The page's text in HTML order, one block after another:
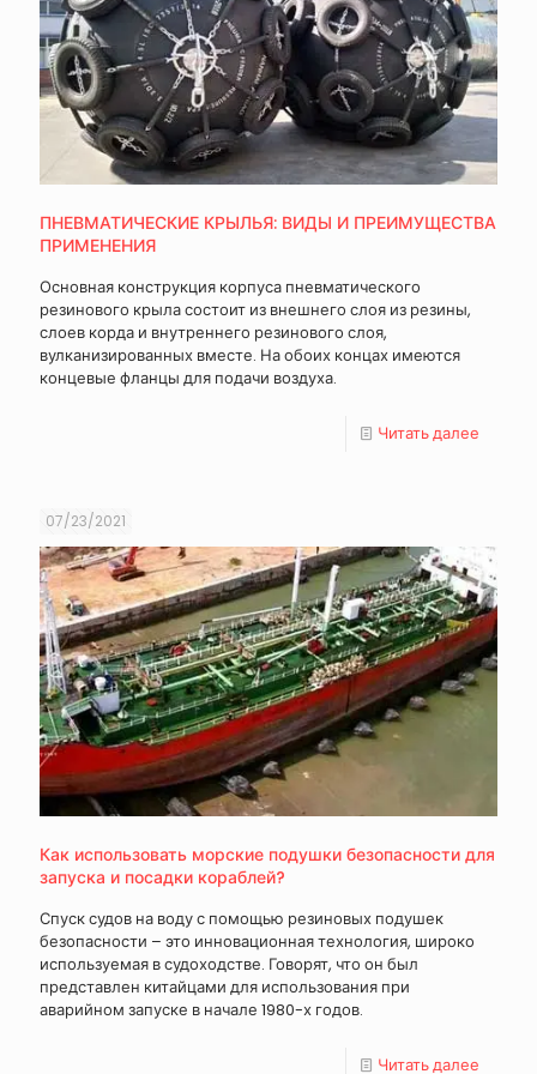
ПНЕВМАТИЧЕСКИЕ КРЫЛЬЯ: ВИДЫ И ПРЕИМУЩЕСТВА
ПРИМЕНЕНИЯ
Основная конструкция корпуса пневматического
резинового крыла состоит из внешнего слоя из резины,
слоев корда и внутреннего резинового слоя,
вулканизированных вместе. На обоих концах имеются
концевые фланцы для подачи воздуха.
Читать далее
07/23/2021
Как использовать морские подушки безопасности для
запуска и посадки кораблей?
Спуск судов на воду с помощью резиновых подушек
безопасности – это инновационная технология, широко
используемая в судоходстве. Говорят, что он был
представлен китайцами для использования при
аварийном запуске в начале 1980-х годов.
Читать далее